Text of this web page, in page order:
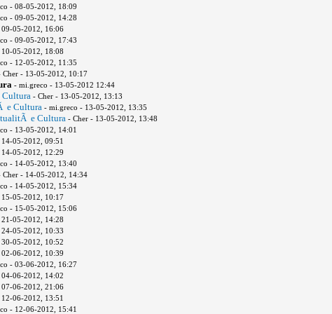
- 08-05-2012, 18:09
- 09-05-2012, 14:28
09-05-2012, 16:06
- 09-05-2012, 17:43
05-2012, 18:08
- 12-05-2012, 11:35
Cher - 13-05-2012, 10:17
- mi.greco - 13-05-2012 12:44
- Cher - 13-05-2012, 13:13
e Cultura - mi.greco - 13-05-2012, 13:35
e Cultura - Cher - 13-05-2012, 13:48
- 13-05-2012, 14:01
05-2012, 09:51
05-2012, 12:29
- 14-05-2012, 13:40
Cher - 14-05-2012, 14:34
- 14-05-2012, 15:34
15-05-2012, 10:17
- 15-05-2012, 15:06
05-2012, 14:28
05-2012, 10:33
05-2012, 10:52
06-2012, 10:39
- 03-06-2012, 16:27
06-2012, 14:02
07-06-2012, 21:06
06-2012, 13:51
- 12-06-2012, 15:41